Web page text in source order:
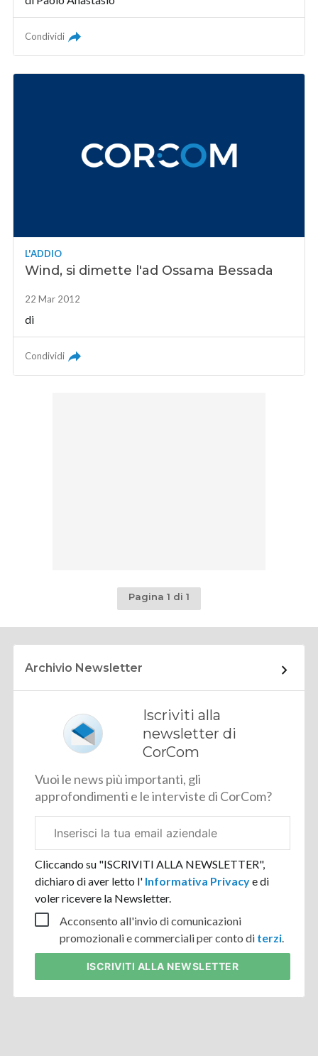
Condividi
L'ADDIO
Wind, si dimette l'ad Ossama Bessada
22 Mar 2012
di
Condividi
Pagina 1 di 1
Archivio Newsletter
Iscriviti alla
newsletter di
CorCom
Vuoi le news più importanti, gli
approfondimenti e le interviste di CorCom?
aziendale
Cliccando su "ISCRIVITI ALLA NEWSLETTER",
dichiaro di aver letto l' Informativa Privacye di
voler ricevere la Newsletter.
Acconsento all'invio di comunicazioni
promozionali e commerciali per conto di terzi.
ISCRIVITI ALLA NEWSLETTER